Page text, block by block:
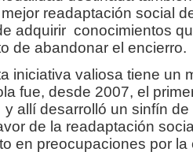
readaptación social
adquirir conocimientos
de abandonar el encierro.
iniciativa valiosa tiene un
fue, desde 2007, el
allí desarrolló un sinfín
de la readaptación
en preocupaciones por